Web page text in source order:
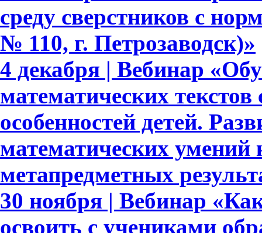
среду сверстников с
№ 110, г. Петрозаводск)»
4 декабря | Вебинар
математических
особенностей детей.
математических умений
метапредметных
30 ноября | Вебинар
освоить с учениками